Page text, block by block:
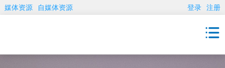
媒体资源 自媒体资源 登录 注册